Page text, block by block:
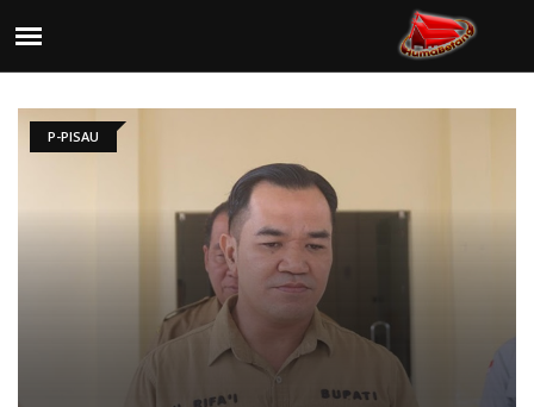
P-PISAU